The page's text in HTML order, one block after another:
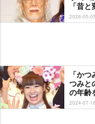
「昔
2026-05-05
「か
つみと
の年齢
2024-07-16